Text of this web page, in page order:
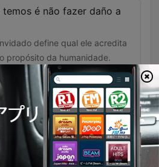
temos é não fazer daño a
define qual ele acredita
propósito da humanidade.
en el conflicto armado
Neste episódio, Juan Jesus Vallejo entrevista o ex-militar Eduardo Sandoval sobre as profundas marcas psicológicas do conflito colombiano. O relato aborda a tensão constante da guerra, a responsabilidade de comandar e como o narcotráfico transformou grupos ideológicos em organizações movidas pela ganância. A conversa transita para o campo do inexplicável, explorando experiências paranormais vivenciadas em bases militares, encontros com espectros de soldados e relatos de brujaria. O episódio encerra com uma história misteriosa sobre um policial que, mesmo após a morte, busca entregar uma mensagem pendente.